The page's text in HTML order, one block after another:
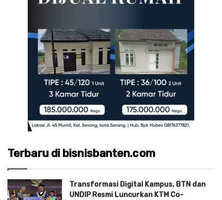
Terbaru di bisnisbanten.com
Transformasi Digital Kampus, BTN dan
UNDIP Resmi Luncurkan KTM Co-